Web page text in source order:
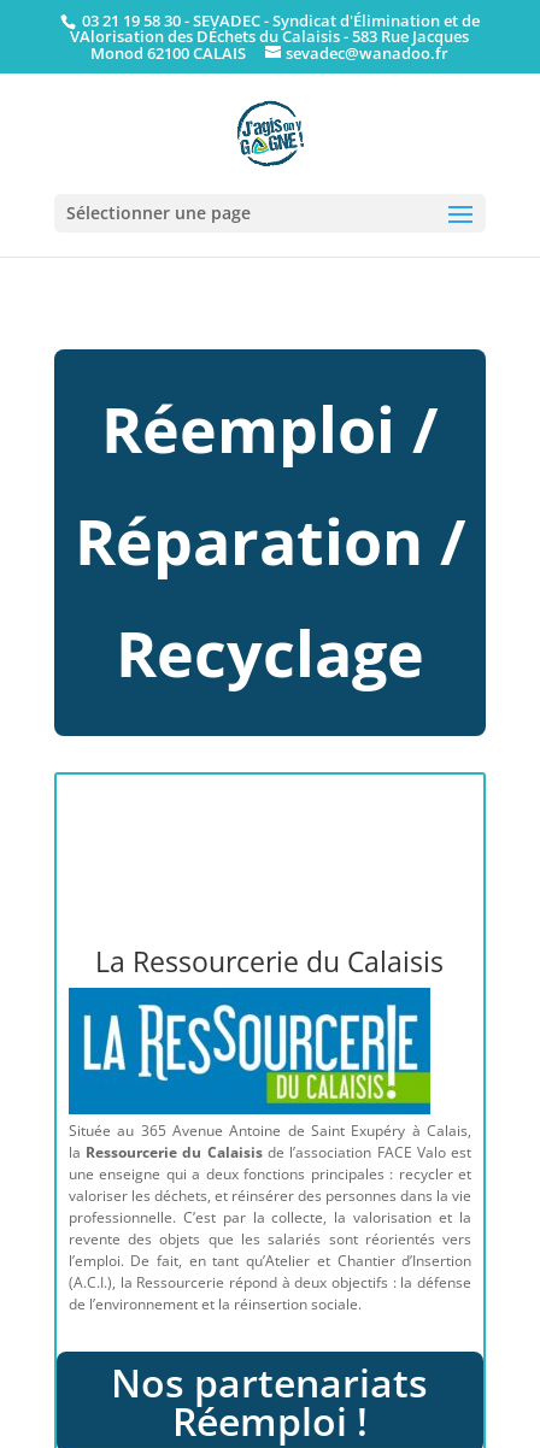
03 21 19 58 30- SEVADEC - Syndicat d'Élimination et de
VAlorisation des DÉchets du Calaisis - 583 Rue Jacques
Monod 62100 CALAIS sevadec@wanadoo.fr
Sélectionner une page
Réemploi /
Réparation /
Recyclage
La Ressourcerie du Calaisis
Située au 365 Avenue Antoine de Saint Exupéry à Calais,
la Ressourcerie du Calaisisde l’association FACE Valo est
une enseigne qui a deux fonctions principales : recycler et
valoriser les déchets, et réinsérer des personnes dans la vie
professionnelle. C’est par la collecte, la valorisation et la
revente des objets que les salariés sont réorientés vers
l’emploi. De fait, en tant qu’Atelier et Chantier d’Insertion
(A.C.I.), la Ressourcerie répond à deux objectifs : la défense
de l’environnement et la réinsertion sociale.
Nos partenariats
Réemploi !